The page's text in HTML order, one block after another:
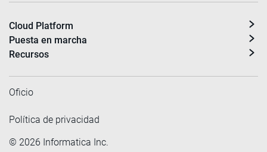
Cloud Platform
Puesta en marcha
Recursos
Oficio
Política de privacidad
© 2026 Informatica Inc.